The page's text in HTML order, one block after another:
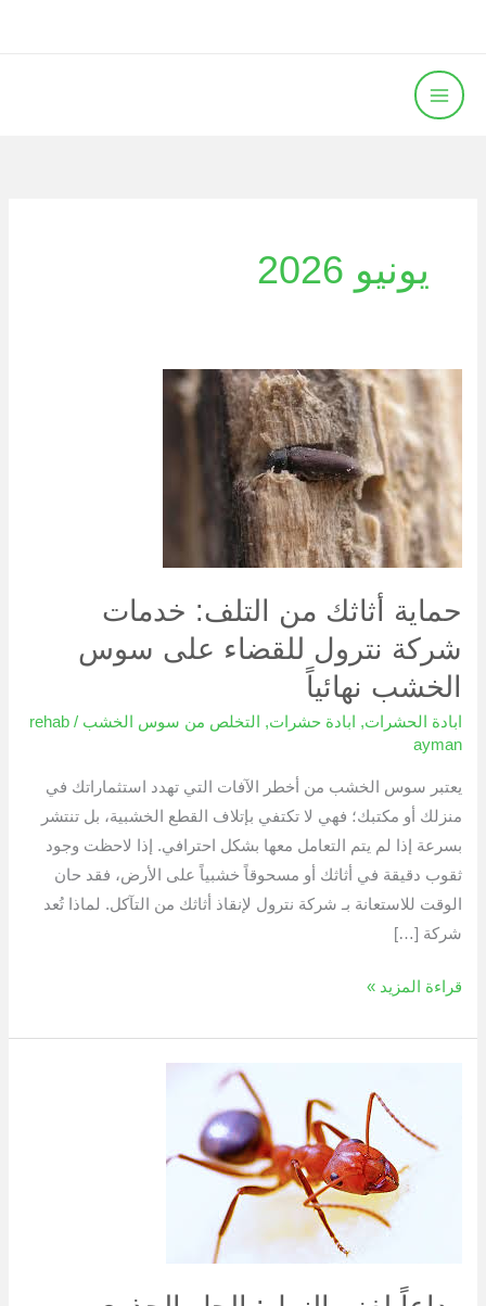
المحتوى
يونيو 2026
حماية أثاثك من التلف: خدمات
شركة نترول للقضاء على سوس
الخشب نهائياً
ابادة الحشرات, ابادة حشرات, التخلص من سوس الخشب /
rehab
ayman
يعتبر سوس الخشب من أخطر الآفات التي تهدد استثماراتك في
منزلك أو مكتبك؛ فهي لا تكتفي بإتلاف القطع الخشبية، بل تنتشر
بسرعة إذا لم يتم التعامل معها بشكل احترافي. إذا لاحظت وجود
ثقوب دقيقة في أثاثك أو مسحوقاً خشبياً على الأرض، فقد حان
الوقت للاستعانة بـ شركة نترول لإنقاذ أثاثك من التآكل. لماذا تُعد
شركة […]
حماية
التلف:
خدمات
شركة
نترول
على
سوس
الخشب
قراءة المزيد »
النمل: